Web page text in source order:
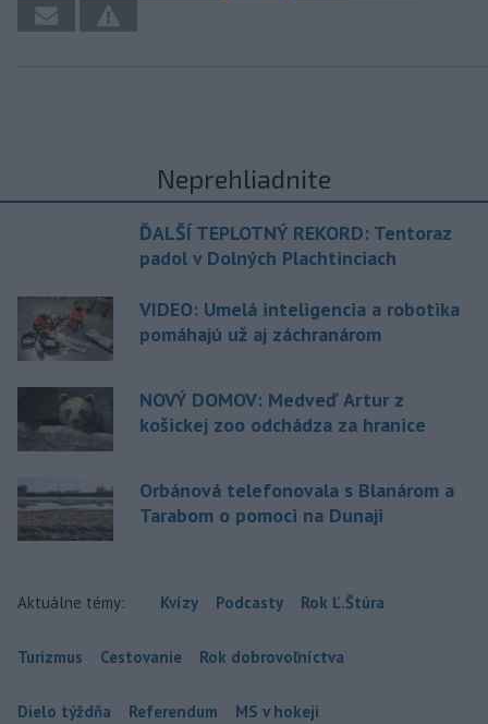
Neprehliadnite
ĎALŠÍ TEPLOTNÝ REKORD: Tentoraz
padol v Dolných Plachtinciach
VIDEO: Umelá inteligencia a robotika
pomáhajú už aj záchranárom
NOVÝ DOMOV: Medveď Artur z
košickej zoo odchádza za hranice
Orbánová telefonovala s Blanárom a
Tarabom o pomoci na Dunaji
Aktuálne témy: Kvízy Podcasty Rok Ľ.Štúra
Turizmus Cestovanie Rok dobrovoľníctva
Dielo týždňa Referendum MS v hokeji